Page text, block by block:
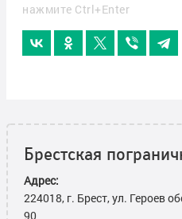
нажмите Ctrl+Enter
Брестская
Адрес:
224018, г. Брест, ул. Героев
90